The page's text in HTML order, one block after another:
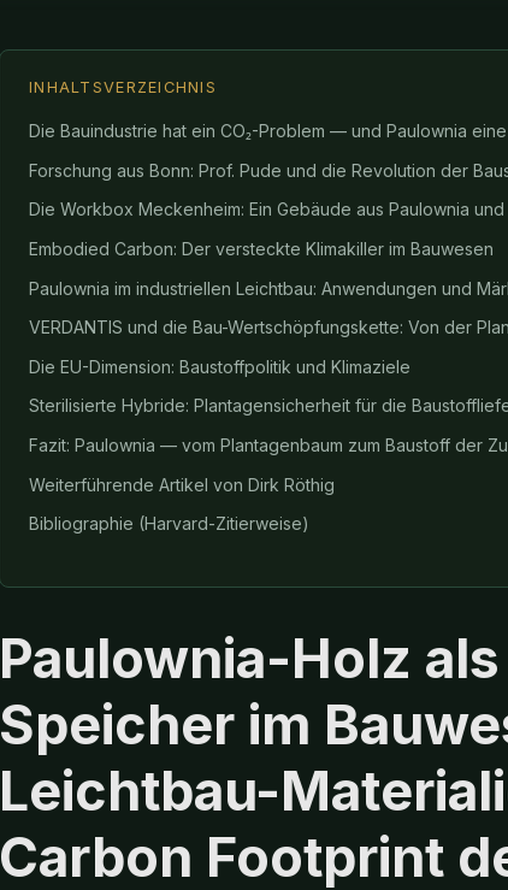
INHALTSVERZEICHNIS
Die Bauindustrie hat ein CO₂-Problem — und Paulownia
Forschung aus Bonn: Prof. Pude und die Revolution der
Die Workbox Meckenheim: Ein Gebäude aus Paulownia und
Embodied Carbon: Der versteckte Klimakiller im Bauwesen
Paulownia im industriellen Leichtbau: Anwendungen und
VERDANTIS und die Bau-Wertschöpfungskette: Von der
Die EU-Dimension: Baustoffpolitik und Klimaziele
Sterilisierte Hybride: Plantagensicherheit für die
Fazit: Paulownia — vom Plantagenbaum zum Baustoff der
Weiterführende Artikel von Dirk Röthig
Bibliographie (Harvard-Zitierweise)
Paulownia-Holz als
Speicher im
Leichtbau-
Carbon Footprint